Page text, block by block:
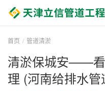
首页 管道清淤
清淤保城安——看
理 (河南给排水管